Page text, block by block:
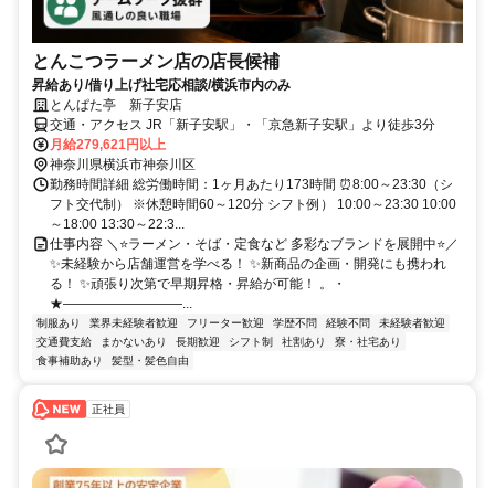
とんこつラーメン店の店長候補
昇給あり/借り上げ社宅応相談/横浜市内のみ
とんぱた亭 新子安店
交通・アクセス JR「新子安駅」・「京急新子安駅」より徒歩3分
月給279,621円以上
神奈川県横浜市神奈川区
勤務時間詳細 総労働時間：1ヶ月あたり173時間 ⏰8:00～23:30（シ
フト交代制） ※休憩時間60～120分 シフト例） 10:00～23:30 10:00
～18:00 13:30～22:3...
仕事内容 ＼⭐ラーメン・そば・定食など 多彩なブランドを展開中⭐／
✨未経験から店舗運営を学べる！ ✨新商品の企画・開発にも携われ
る！ ✨頑張り次第で早期昇格・昇給が可能！ 。・
★―――――――――...
制服あり 業界未経験者歓迎 フリーター歓迎 学歴不問 経験不問
未経験者歓迎
交通費支給
まかないあり 長期歓迎 シフト制 社割あり
寮・社宅あり
食事補助あり
髪型・髪色自由
正社員